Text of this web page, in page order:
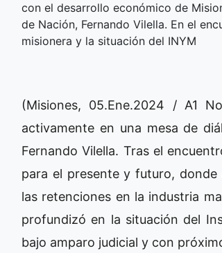
con el desarrollo económico de
de Nación, Fernando Vilella. En el
misionera y la situación del INYM
(Misiones, 05.Ene.2024 / A1
activamente en una mesa de
Fernando Vilella. Tras el
para el presente y futuro, donde
las retenciones en la industria
profundizó en la situación del
bajo amparo judicial y con